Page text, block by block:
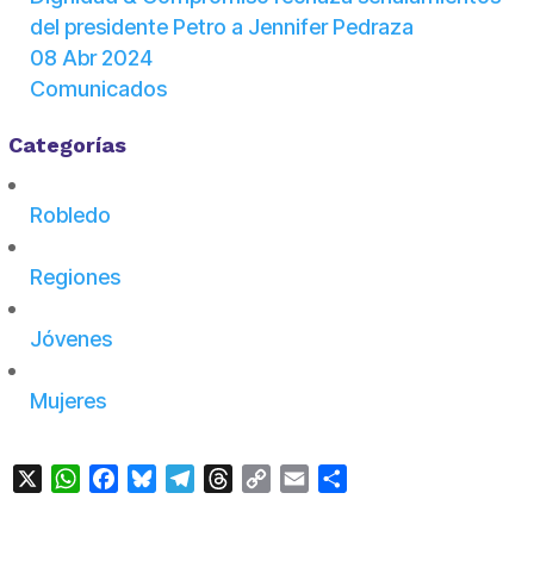
del presidente Petro a Jennifer Pedraza
08 Abr 2024
Comunicados
Categorías
Robledo
Regiones
Jóvenes
Mujeres
WhatsApp
FacebookBlueskyTelegramThreads
Copy Email